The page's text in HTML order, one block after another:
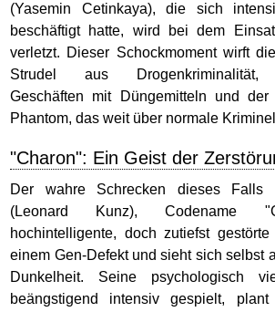
(Yasemin Cetinkaya), die sich
beschäftigt hatte, wird bei dem
verletzt. Dieser Schockmoment wirft
Strudel aus Drogenkriminalität,
Geschäften mit Düngemitteln und
Phantom, das weit über normale
"Charon": Ein Geist der
Der wahre Schrecken dieses Falls
(Leonard Kunz), Codename
hochintelligente, doch zutiefst
einem Gen-Defekt und sieht sich selbst
Dunkelheit. Seine psychologisch
beängstigend intensiv gespielt,